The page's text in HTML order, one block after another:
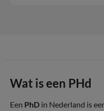
Wat is een PHd
Een PhD in Nederland is